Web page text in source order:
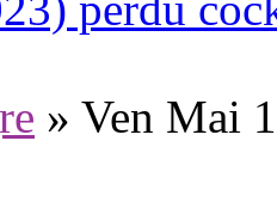
» Ven Mai